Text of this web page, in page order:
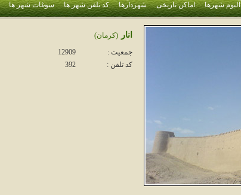
آلبوم شهرها اماکن تاریخی شهردارها کد تلفن شهر ها سوغات شهر ها
انار
(كرمان)
جمعیت :
12909
کد تلفن :
392